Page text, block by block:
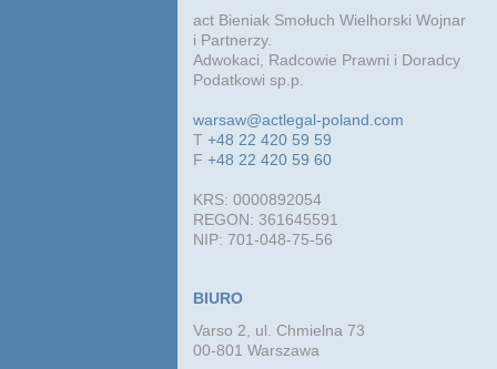
act Bieniak Smołuch Wielhorski Wojnar
i Partnerzy.
Adwokaci, Radcowie Prawni i Doradcy
Podatkowi sp.p.
warsaw@actlegal-poland.com
T+48 22 420 59 59
F+48 22 420 59 60
KRS: 0000892054
REGON: 361645591
NIP: 701-048-75-56
BIURO
Varso 2, ul. Chmielna 73
00-801 Warszawa